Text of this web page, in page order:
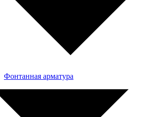
Фонтанная арматура